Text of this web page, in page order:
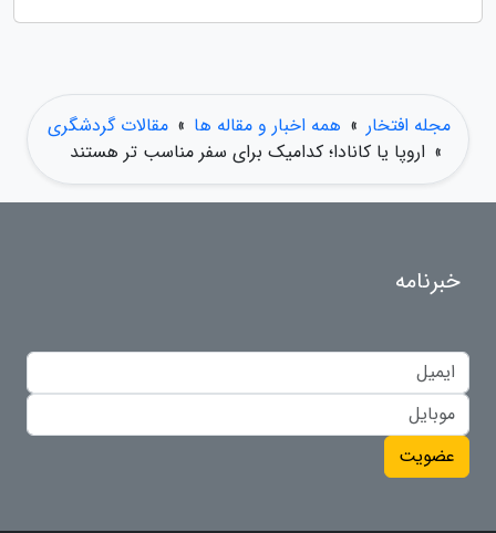
مجله افتخار » همه اخبار و مقاله ها » مقالات گردشگری
» اروپا یا کانادا؛ کدامیک برای سفر مناسب تر هستند
خبرنامه
عضویت